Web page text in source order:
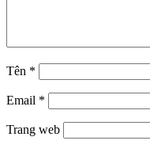
Tên *
Email *
Trang web